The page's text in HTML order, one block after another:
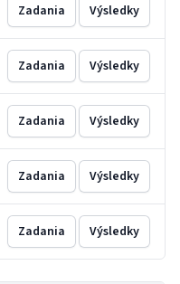
Zadania Výsledky
Zadania Výsledky
Zadania Výsledky
Zadania Výsledky
Zadania Výsledky